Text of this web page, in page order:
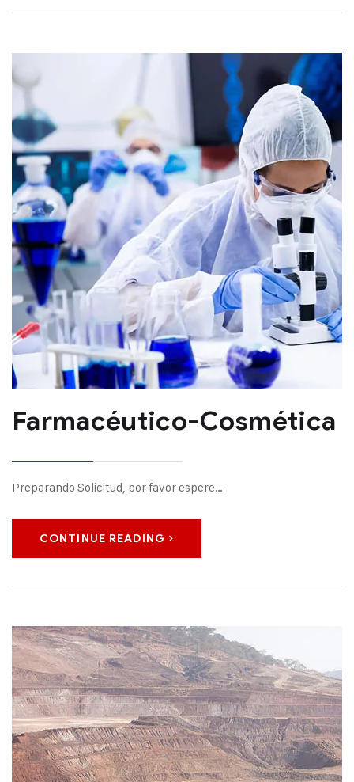
Farmacéutico-Cosmética
Preparando Solicitud, por favor espere…
CONTINUE READING